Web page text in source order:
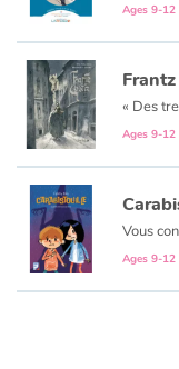
Ages 9-12
« Des tressaillements le
Ages 9-12
Ages 9-12